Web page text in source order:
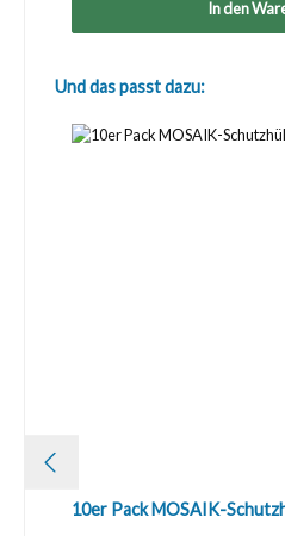
In den
Produktgalerie überspringen
Und das passt dazu:
10er Pack MOSAIK-